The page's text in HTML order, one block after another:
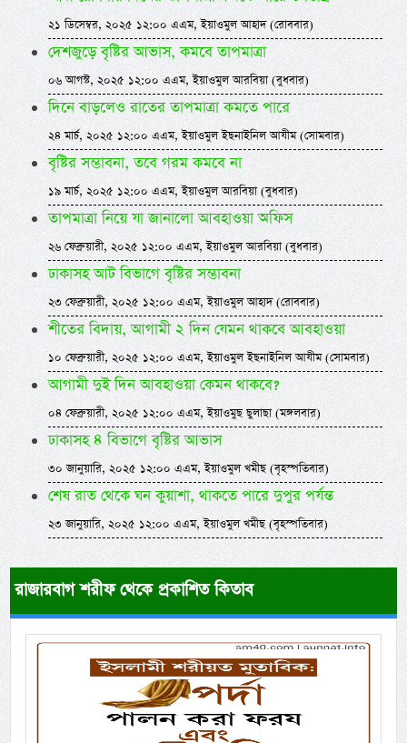
২১ ডিসেম্বর, ২০২৫ ১২:০০ এএম, ইয়াওমুল আহাদ (রোববার)
দেশজুড়ে বৃষ্টির আভাস, কমবে তাপমাত্রা
০৬ আগস্ট, ২০২৫ ১২:০০ এএম, ইয়াওমুল আরবিয়া (বুধবার)
দিনে বাড়লেও রাতের তাপমাত্রা কমতে পারে
২৪ মার্চ, ২০২৫ ১২:০০ এএম, ইয়াওমুল ইছনাইনিল আযীম (সোমবার)
বৃষ্টির সম্ভাবনা, তবে গরম কমবে না
১৯ মার্চ, ২০২৫ ১২:০০ এএম, ইয়াওমুল আরবিয়া (বুধবার)
তাপমাত্রা নিয়ে যা জানালো আবহাওয়া অফিস
২৬ ফেব্রুয়ারী, ২০২৫ ১২:০০ এএম, ইয়াওমুল আরবিয়া (বুধবার)
ঢাকাসহ আট বিভাগে বৃষ্টির সম্ভাবনা
২৩ ফেব্রুয়ারী, ২০২৫ ১২:০০ এএম, ইয়াওমুল আহাদ (রোববার)
শীতের বিদায়, আগামী ২ দিন যেমন থাকবে আবহাওয়া
১০ ফেব্রুয়ারী, ২০২৫ ১২:০০ এএম, ইয়াওমুল ইছনাইনিল আযীম (সোমবার)
আগামী দুই দিন আবহাওয়া কেমন থাকবে?
০৪ ফেব্রুয়ারী, ২০২৫ ১২:০০ এএম, ইয়াওমুছ ছুলাছা (মঙ্গলবার)
ঢাকাসহ ৪ বিভাগে বৃষ্টির আভাস
৩০ জানুয়ারি, ২০২৫ ১২:০০ এএম, ইয়াওমুল খমীছ (বৃহস্পতিবার)
শেষ রাত থেকে ঘন কুয়াশা, থাকতে পারে দুপুর পর্যন্ত
২৩ জানুয়ারি, ২০২৫ ১২:০০ এএম, ইয়াওমুল খমীছ (বৃহস্পতিবার)
রাজারবাগ শরীফ থেকে প্রকাশিত কিতাব